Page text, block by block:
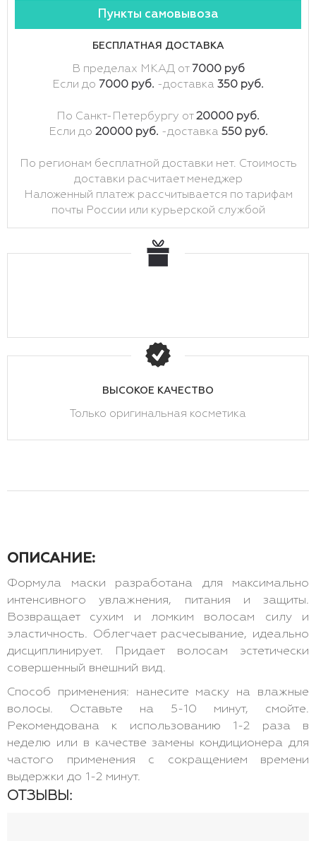
Пункты самовывоза
БЕСПЛАТНАЯ ДОСТАВКА
В пределах МКАД от 7000 руб
Если до 7000 руб. -доставка 350 руб.
По Санкт-Петербургу от20000 руб.
Если до 20000 руб. -доставка 550 руб.
По регионам бесплатной доставки нет. Стоимость
доставки расчитает менеджер
Наложенный платеж рассчитывается по тарифам
почты России или курьерской службой
ВЫСОКОЕ КАЧЕСТВО
Только оригинальная косметика
ОПИСАНИЕ:
Формула маски разработана для максимально
интенсивного увлажнения, питания и защиты.
Возвращает сухим и ломким волосам силу и
эластичность. Облегчает расчесывание, идеально
дисциплинирует. Придает волосам эстетически
совершенный внешний вид.
Способ применения: нанесите маску на влажные
волосы. Оставьте на 5-10 минут, смойте.
Рекомендована к использованию 1-2 раза в
неделю или в качестве замены кондиционера для
частого применения с сокращением времени
выдержки до 1-2 минут.
ОТЗЫВЫ: